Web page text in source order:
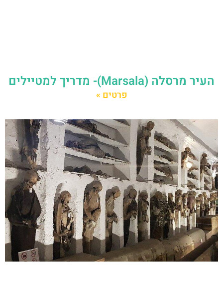
העיר מרסלה (Marsala)- מדריך למטיילים
פרטים »